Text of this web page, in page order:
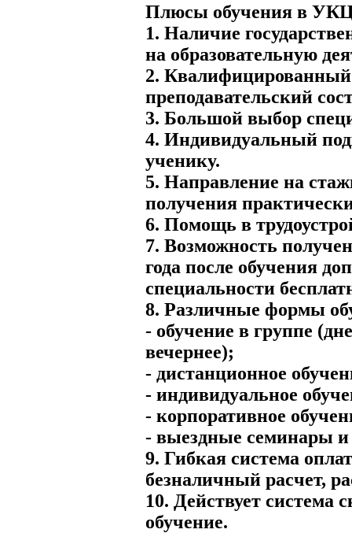
Плюсы обучения в
1. Наличие
на образовательную
2. Квалифицированный
преподавательский
3. Большой выбор
4. Индивидуальный
ученику.
5. Направление на
получения
6. Помощь в
7. Возможность
года после обучения
специальности
8. Различные формы
- обучение в группе
вечернее);
- дистанционное
- индивидуальное
- корпоративное
- выездные семинары и
9. Гибкая система
безналичный расчет,
10. Действует система
обучение.